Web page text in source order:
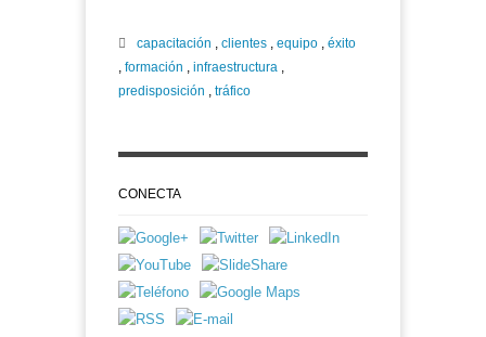
capacitación , clientes , equipo , éxito
, formación , infraestructura ,
predisposición , tráfico
CONECTA